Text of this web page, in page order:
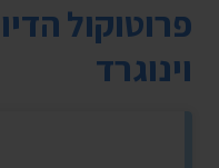
פרוטוקול
וינוגרד